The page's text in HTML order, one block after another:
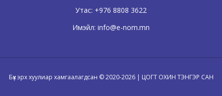
Утас: +976 8808 3622
Имэйл: info@e-nom.mn
Бүх эрх хуулиар хамгаалагдсан © 2020-2026 | ЦОГТ ОХИН ТЭНГЭР САН